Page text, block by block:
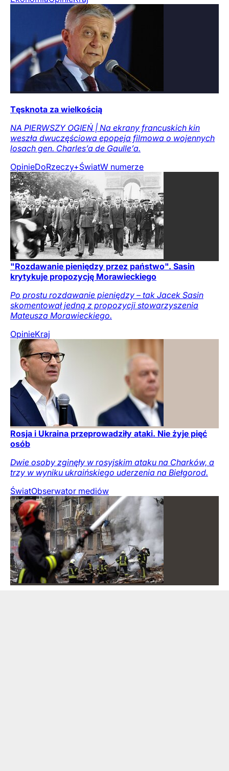
Tęsknota za wielkością
NA PIERWSZY OGIEŃ | Na ekrany francuskich kin
weszła dwuczęściowa epopeja filmowa o wojennych
losach gen. Charles’a de Gaulle’a.
OpinieDoRzeczy+ŚwiatW numerze
"Rozdawanie pieniędzy przez państwo". Sasin
krytykuje propozycję Morawieckiego
Po prostu rozdawanie pieniędzy – tak Jacek Sasin
skomentował jedną z propozycji stowarzyszenia
Mateusza Morawieckiego.
OpinieKraj
Rosja i Ukraina przeprowadziły ataki. Nie żyje pięć
osób
Dwie osoby zginęły w rosyjskim ataku na Charków, a
trzy w wyniku ukraińskiego uderzenia na Biełgorod.
ŚwiatObserwator mediów